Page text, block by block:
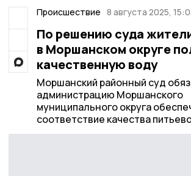
Происшествие 8 августа 2025,
По решению суда
в Моршанском округе
качественную воду
Моршанский районный суд
администрацию Моршанского
муниципального округа
соответствие качества